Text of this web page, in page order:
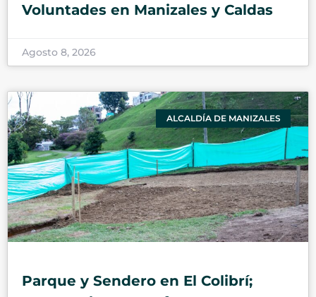
Voluntades en Manizales y Caldas
Agosto 8, 2026
ALCALDÍA DE MANIZALES
Parque y Sendero en El Colibrí;